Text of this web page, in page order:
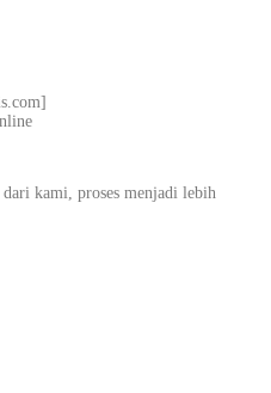
kami, proses menjadi lebih